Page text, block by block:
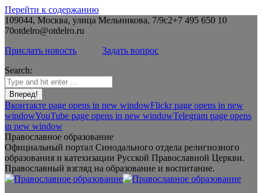
Перейти к содержанию
109044, Москва, улица Мельникова, 7/9с2+7 495 650 10
70otdelro@otdelro.ru
Прислать новость
Задать вопрос
Search:
Вконтакте page opens in new windowFlickr page opens in new
windowYouTube page opens in new windowTelegram page opens
in new window
Православное образование
Официальный портал Синодального отдела религиозного
образования и катехизации Русской Православной Церкви.
Православный взгляд на образование и воспитание.